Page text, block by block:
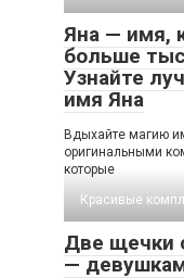
Яна — имя,
больше
Узнайте
имя Яна
Вдыхайте магию
оригинальными
которые
Красивые
Две щечки
—